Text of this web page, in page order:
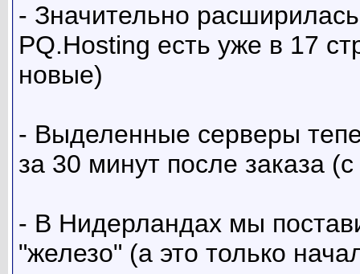
- Значительно
PQ.Hosting есть уже в 17
новые)
- Выделенные серверы
за 30 минут после заказа
- В Нидерландах мы
"железо" (а это только